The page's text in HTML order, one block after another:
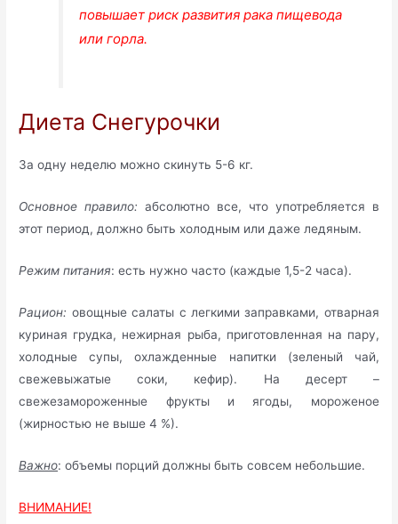
повышает риск развития рака пищевода
или горла.
Диета Снегурочки
За одну неделю можно скинуть 5-6 кг.
Основное правило: абсолютно все, что употребляется в
этот период, должно быть холодным или даже ледяным.
Режим питания: есть нужно часто (каждые 1,5-2 часа).
Рацион: овощные салаты с легкими заправками, отварная
куриная грудка, нежирная рыба, приготовленная на пару,
холодные супы, охлажденные напитки (зеленый чай,
свежевыжатые соки, кефир). На десерт –
свежезамороженные фрукты и ягоды, мороженое
(жирностью не выше 4 %).
Важно: объемы порций должны быть совсем небольшие.
ВНИМАНИЕ!